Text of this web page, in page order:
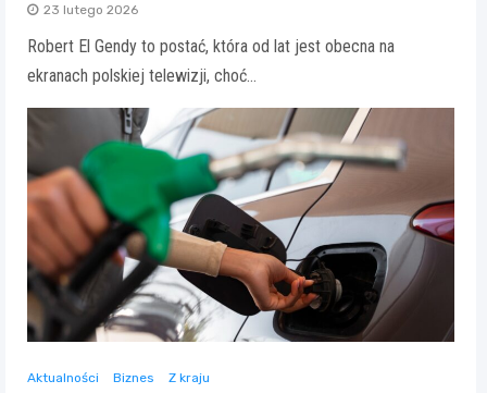
23 lutego 2026
Robert El Gendy to postać, która od lat jest obecna na
ekranach polskiej telewizji, choć…
Aktualności Biznes Z kraju